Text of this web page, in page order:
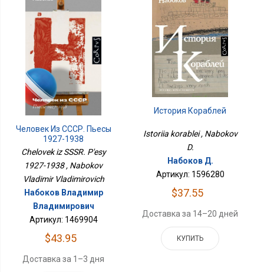
Человек Из СССР. Пьесы
1927-1938
Chelovek iz SSSR. P'esy
1927-1938 , Nabokov
Vladimir Vladimirovich
Набоков Владимир
Владимирович
Артикул: 1469904
$43.95
Доставка за 1–3 дня
История Кораблей
Istoriia korablei , Nabokov
D.
Набоков Д.
Артикул: 1596280
$37.55
Доставка за 14–20 дней
КУПИТЬ